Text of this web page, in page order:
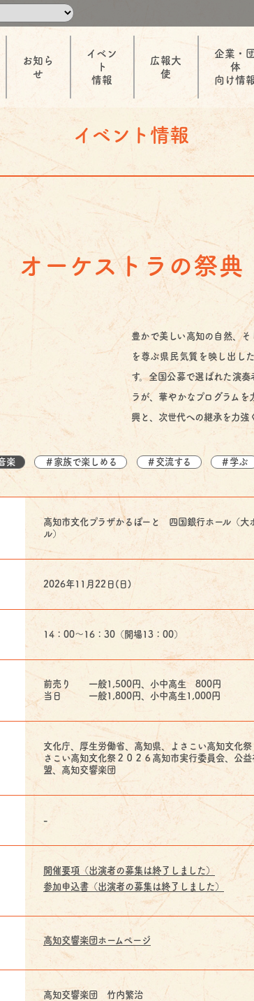
お知ら
せ
イベン
ト
情報
広報大
使
企業・
体
向け情
イベント情報
オーケストラの祭典
豊かで美しい高知の自然、
を尊ぶ県民気質を映し出し
す。全国公募で選ばれた演
ラが、華やかなプログラム
興と、次世代への継承を力強
楽 ＃家族で楽しめる ＃交流する ＃学ぶ
高知市文化プラザかるぽーと 四国銀行ホール（大
ル） 住所：高知市
2026年11月22日(日)
14：00～16：30（開場13：00）
前売り 一般1,500円、小中高生 800円
当日 一般1,800円、小中高生1,000円
文化庁、厚生労働省、高知県、よさこい高知文化
さこい高知文化祭２０２６高知市実行委員会、公
盟、高知交響楽団
-
開催要項（出演者の募集は終了しました）
参加申込書（出演者の募集は終了しました）
高知交響楽団ホームページ
高知交響楽団 竹内繁治